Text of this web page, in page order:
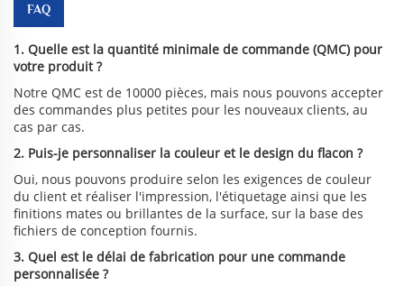
FAQ
1. Quelle est la quantité minimale de commande (QMC) pour
votre produit ?
Notre QMC est de 10000 pièces, mais nous pouvons accepter
des commandes plus petites pour les nouveaux clients, au
cas par cas.
2. Puis-je personnaliser la couleur et le design du flacon ?
Oui, nous pouvons produire selon les exigences de couleur
du client et réaliser l'impression, l'étiquetage ainsi que les
finitions mates ou brillantes de la surface, sur la base des
fichiers de conception fournis.
3. Quel est le délai de fabrication pour une commande
personnalisée ?